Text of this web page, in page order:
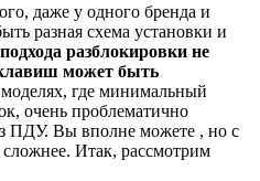
даже у одного бренда и
разная схема установки и
разблокировки не
может быть
где минимальный
очень проблематично
ПДУ. Вы вполне можете , но с
сложнее. Итак, рассмотрим